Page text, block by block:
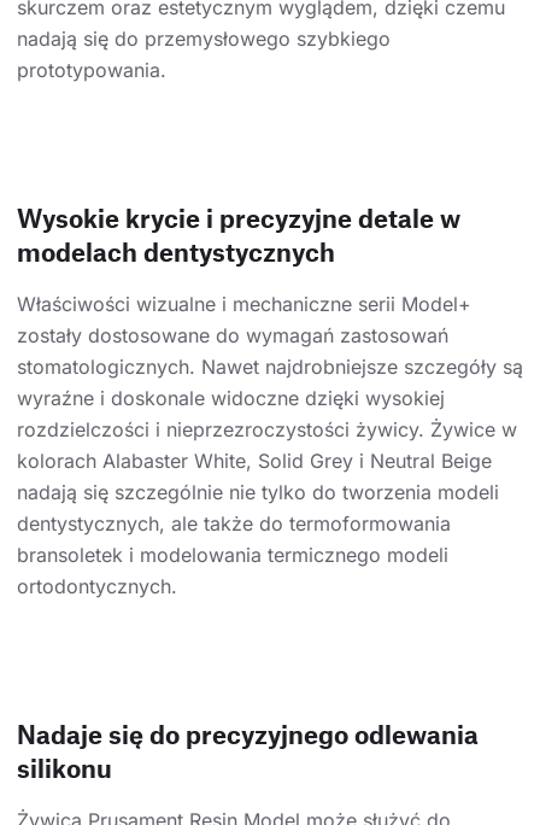
skurczem oraz estetycznym wyglądem, dzięki czemu
nadają się do przemysłowego szybkiego
prototypowania.
Wysokie krycie i precyzyjne detale w
modelach dentystycznych
Właściwości wizualne i mechaniczne serii Model+
zostały dostosowane do wymagań zastosowań
stomatologicznych. Nawet najdrobniejsze szczegóły są
wyraźne i doskonale widoczne dzięki wysokiej
rozdzielczości i nieprzezroczystości żywicy. Żywice w
kolorach Alabaster White, Solid Grey i Neutral Beige
nadają się szczególnie nie tylko do tworzenia modeli
dentystycznych, ale także do termoformowania
bransoletek i modelowania termicznego modeli
ortodontycznych.
Nadaje się do precyzyjnego odlewania
silikonu